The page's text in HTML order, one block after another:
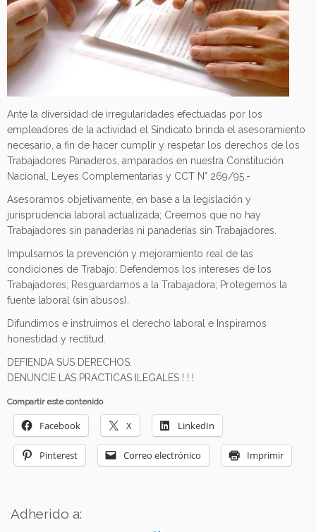
Ante la diversidad de irregularidades efectuadas por los
empleadores de la actividad el Sindicato brinda el asesoramiento
necesario, a fin de hacer cumplir y respetar los derechos de los
Trabajadores Panaderos, amparados en nuestra Constitución
Nacional, Leyes Complementarias y CCT N° 269/95.-
Asesoramos objetivamente, en base a la legislación y
jurisprudencia laboral actualizada; Creemos que no hay
Trabajadores sin panaderías ni panaderías sin Trabajadores.
Impulsamos la prevención y mejoramiento real de las
condiciones de Trabajo; Defendemos los intereses de los
Trabajadores; Resguardamos a la Trabajadora; Protegemos la
fuente laboral (sin abusos).
Difundimos e instruimos el derecho laboral e Inspiramos
honestidad y rectitud.
DEFIENDA SUS DERECHOS.
DENUNCIE LAS PRACTICAS ILEGALES ! ! !
Compartir este contenido
Facebook X LinkedIn
Pinterest Correo electrónico Imprimir
Adherido a: